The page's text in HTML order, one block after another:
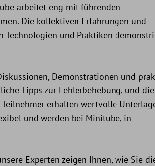
arbeitet eng mit führenden
Die kollektiven Erfahrungen und
Technologien und Praktiken
Demonstrationen und
Tipps zur Fehlerbehebung, und die
erhalten wertvolle
und werden bei Minitube, in
Experten zeigen Ihnen, wie Sie